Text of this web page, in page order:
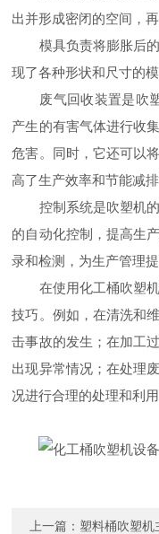
出并形成密闭的空间，
模具负责将膨胀后的
现了各种形状和尺寸的
废气回收装置是吹塑
产生的有害气体进行收
危害。同时，它还可以
高了生产效率和节能减排
控制系统是吹塑机的
的自动化控制，提高生
录和检测，为生产管理
在使用化工桶吹塑机
技巧。例如，在清洗和
击事故的发生；在加工
出现异常情况；在处理
况进行合理的处理和利用
上一篇： 塑料桶吹塑机